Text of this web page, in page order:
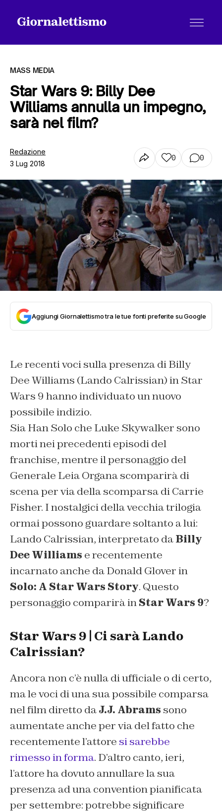
Tutti gli articoli
Chi siamo
Contatti
MASS MEDIA
Star Wars 9: Billy Dee
Williams annulla un impegno,
sarà nel film?
Redazione
3 Lug 2018
0 0
Aggiungi Giornalettismo tra le tue fonti preferite su Google
Le recenti voci sulla presenza di Billy
Dee Williams (Lando Calrissian) in Star
Wars 9 hanno individuato un nuovo
possibile indizio.
Sia Han Solo che Luke Skywalker sono
morti nei precedenti episodi del
franchise, mentre il personaggio del
Generale Leia Organa scomparirà di
scena per via della scomparsa di Carrie
Fisher. I nostalgici della vecchia trilogia
ormai possono guardare soltanto a lui:
Lando Calrissian, interpretato daBilly
Dee Williams e recentemente
incarnato anche da Donald Glover in
Solo: A Star Wars Story. Questo
personaggio comparirà inStar Wars 9?
Star Wars 9 | Ci sarà Lando
Calrissian?
Ancora non c’è nulla di ufficiale o di certo,
ma le voci di una sua possibile comparsa
nel film diretto daJ.J. Abrams sono
aumentate anche per via del fatto che
recentemente l’attore si sarebbe
rimesso in forma. D’altro canto, ieri,
l’attore ha dovuto annullare la sua
presenza ad una convention pianificata
per settembre: potrebbe significare